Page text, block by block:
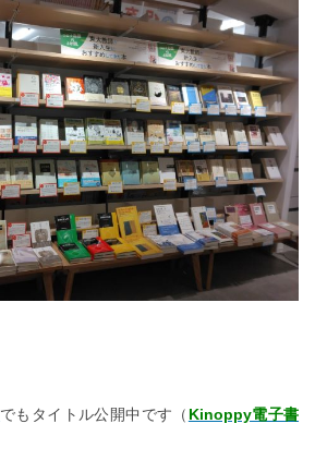
でもタイトル公開中です（ Kinoppy電子書